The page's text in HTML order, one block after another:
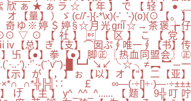
ぁ★ぁラ☆【年】で【轻】●﹏
【量】）ゞ(c//'-}{-*\x)(-'_'-)(o)(⊙【。】
奇ゆ※婷＄婷§☆月光gril☆→茶褒╆仔
【社】【区】こ【党】
】ぎ【支】⌒囡ぷ∮唯一∮【书】传
卐【●】拳【●】脚㊣〖热血同盟会〗㊣
(ˉ`v′ˉ)-█┗┛↘↙╰☆╮≠︻︼─一
示】が【，】ぉ【以】オ【“】二【亚】
￡∞—(·÷[]÷·)—·÷±±±
け【主】y^_^^_^......【题】9╬叮咛